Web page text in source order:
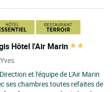
Hôtel l'Air Marin
Yves
et l'équipe de L'Air Marin
ses chambres toutes refaites de